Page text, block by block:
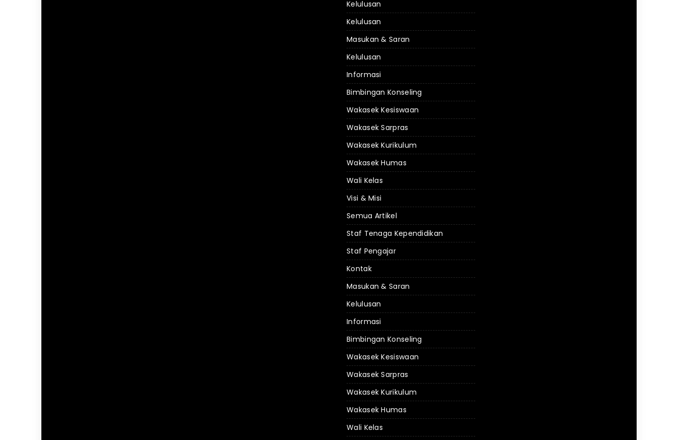
Kelulusan
Kelulusan
Masukan & Saran
Kelulusan
Informasi
Bimbingan Konseling
Wakasek Kesiswaan
Wakasek Sarpras
Wakasek Kurikulum
Wakasek Humas
Wali Kelas
Visi & Misi
Semua Artikel
Staf Tenaga Kependidikan
Staf Pengajar
Kontak
Masukan & Saran
Kelulusan
Informasi
Bimbingan Konseling
Wakasek Kesiswaan
Wakasek Sarpras
Wakasek Kurikulum
Wakasek Humas
Wali Kelas